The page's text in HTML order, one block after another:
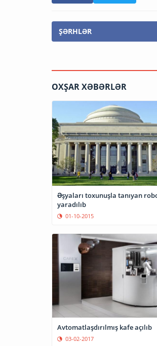
ŞƏRHLƏR
OXŞAR XƏBƏRLƏR
Əşyaları toxunuşla tanıyan
yaradılıb
01-10-2015
Avtomatlaşdırılmış kafe açılıb
03-02-2017